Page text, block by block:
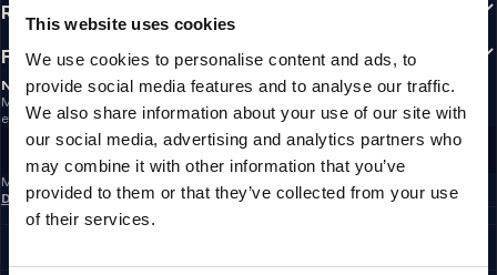
This website uses cookies
We use cookies to personalise content and ads, to
provide social media features and to analyse our traffic.
We also share information about your use of our site with
our social media, advertising and analytics partners who
may combine it with other information that you’ve
provided to them or that they’ve collected from your use
of their services.
RICHTLINIEN
FOLLOW US
NEWSLETTER
Möchtest du Informationen über die neuesten Aktionen und Neuigkeiten
erhalten?
Email address
REGISTRIEREN SIE SICH
Mit der Anmeldung zum Newsletter bestätigst du, dass du die
Datenschutzerklärung gelesen hast.